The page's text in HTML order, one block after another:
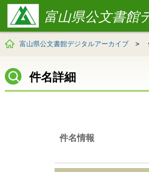
富山県公文書館
富山県公文書館デジタルアーカイブ >
件名詳細
件名情報